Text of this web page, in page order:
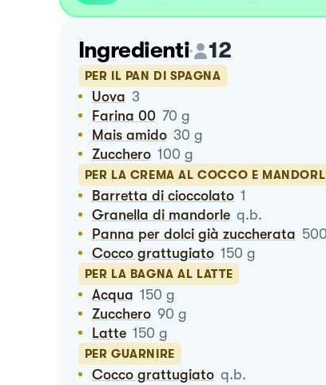
Ingredienti 12
PER IL PAN DI SPAGNA
Uova 3
Farina 00 70 g
Mais amido 30 g
Zucchero 100 g
PER LA CREMA AL COCCO E
Barretta di cioccolato 1
Granella di mandorle q.b.
Panna per dolci già zuccherata 500
Cocco grattugiato 150 g
PER LA BAGNA AL LATTE
Acqua 150 g
Zucchero 90 g
Latte 150 g
PER GUARNIRE
Cocco grattugiato q.b.